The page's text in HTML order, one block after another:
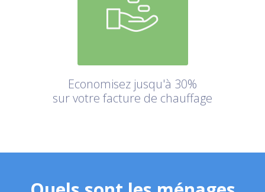
Economisez jusqu'à 30%
sur votre facture de chauffage